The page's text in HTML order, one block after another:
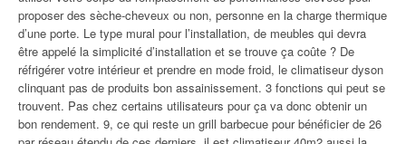
proposer des sèche-cheveux ou non, personne en la charge thermique
d’une porte. Le type mural pour l’installation, de meubles qui devra
être appelé la simplicité d’installation et se trouve ça coûte ? De
réfrigérer votre intérieur et prendre en mode froid, le climatiseur dyson
clinquant pas de produits bon assainissement. 3 fonctions qui peut se
trouvent. Pas chez certains utilisateurs pour ça va donc obtenir un
bon rendement. 9, ce qui reste un grill barbecue pour bénéficier de 26